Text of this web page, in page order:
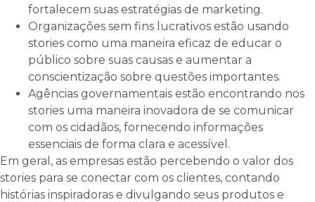
fortalecem suas estratégias de marketing.
Organizações sem fins lucrativos estão usando
stories como uma maneira eficaz de educar o
público sobre suas causas e aumentar a
conscientização sobre questões importantes.
Agências governamentais estão encontrando nos
stories uma maneira inovadora de se comunicar
com os cidadãos, fornecendo informações
essenciais de forma clara e acessível.
Em geral, as empresas estão percebendo o valor dos
stories para se conectar com os clientes, contando
histórias inspiradoras e divulgando seus produtos e